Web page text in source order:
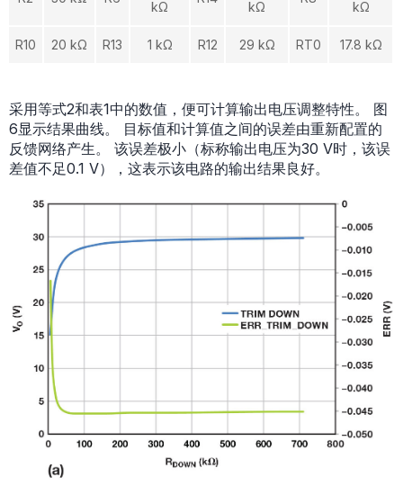
kΩ
kΩ
kΩ
R10 20 kΩ R13 1 kΩ R12 29 kΩ RT0 17.8 kΩ
采用等式2和表1中的数值，便可计算输出电压调整特性。 图
6显示结果曲线。 目标值和计算值之间的误差由重新配置的
反馈网络产生。 该误差极小（标称输出电压为30 V时，该误
差值不足0.1 V），这表示该电路的输出结果良好。